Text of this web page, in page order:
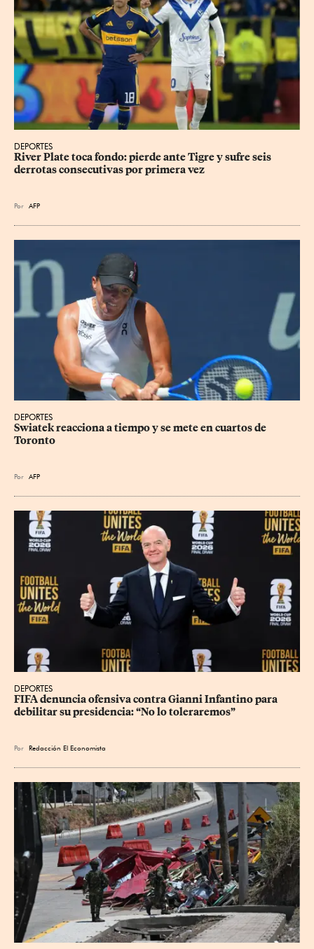
DEPORTES
River Plate toca fondo: pierde ante Tigre y sufre seis
derrotas consecutivas por primera vez
Por AFP
DEPORTES
Swiatek reacciona a tiempo y se mete en cuartos de
Toronto
Por AFP
DEPORTES
FIFA denuncia ofensiva contra Gianni Infantino para
debilitar su presidencia: “No lo toleraremos”
Por Redacción El Economista